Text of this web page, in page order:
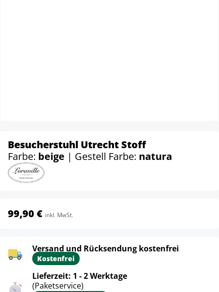
Besucherstuhl Utrecht Stoff
Farbe: beige | Gestell Farbe: natura
99,90 € inkl. MwSt.
Versand und Rücksendung kostenfrei
Kostenfrei
Lieferzeit: 1 - 2 Werktage
(Paketservice)